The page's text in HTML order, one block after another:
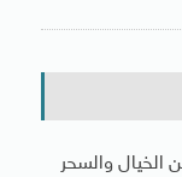
الخيال والسحر